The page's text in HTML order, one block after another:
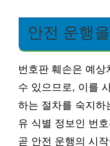
안전 운행
번호판 훼손은 예상
수 있으므로, 이를
하는 절차를 숙지하
유 식별 정보인 번
곧 안전 운행의 시